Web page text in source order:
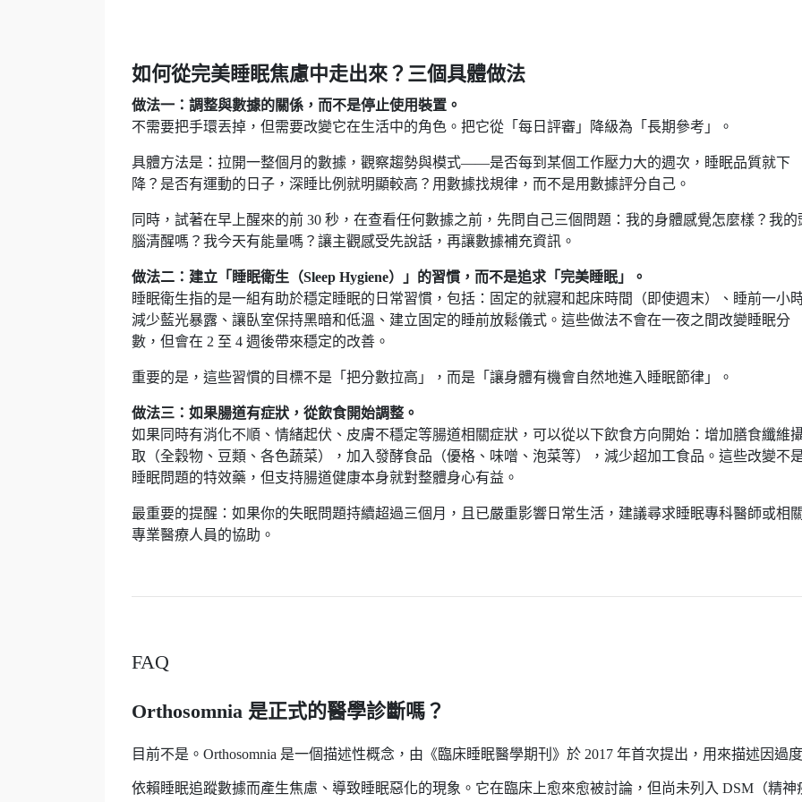
如何從完美睡眠焦慮中走出來？三個具體做法
做法一：調整與數據的關係，而不是停止使用裝置。
不需要把手環丟掉，但需要改變它在生活中的角色。把它從「每日評審」降級為「長期參考」。
具體方法是：拉開一整個月的數據，觀察趨勢與模式——是否每到某個工作壓力大的週次，睡眠品質就下
降？是否有運動的日子，深睡比例就明顯較高？用數據找規律，而不是用數據評分自己。
同時，試著在早上醒來的前 30 秒，在查看任何數據之前，先問自己三個問題：我的身體感覺怎麼樣？我的
腦清醒嗎？我今天有能量嗎？讓主觀感受先說話，再讓數據補充資訊。
做法二：建立「睡眠衛生（Sleep Hygiene）」的習慣，而不是追求「完美睡眠」。
睡眠衛生指的是一組有助於穩定睡眠的日常習慣，包括：固定的就寢和起床時間（即使週末）、睡前一小
減少藍光暴露、讓臥室保持黑暗和低溫、建立固定的睡前放鬆儀式。這些做法不會在一夜之間改變睡眠分
數，但會在 2 至 4 週後帶來穩定的改善。
重要的是，這些習慣的目標不是「把分數拉高」，而是「讓身體有機會自然地進入睡眠節律」。
做法三：如果腸道有症狀，從飲食開始調整。
如果同時有消化不順、情緒起伏、皮膚不穩定等腸道相關症狀，可以從以下飲食方向開始：增加膳食纖維
取（全穀物、豆類、各色蔬菜），加入發酵食品（優格、味噌、泡菜等），減少超加工食品。這些改變不
睡眠問題的特效藥，但支持腸道健康本身就對整體身心有益。
最重要的提醒：如果你的失眠問題持續超過三個月，且已嚴重影響日常生活，建議尋求睡眠專科醫師或相
專業醫療人員的協助。
FAQ
Orthosomnia 是正式的醫學診斷嗎？
目前不是。Orthosomnia 是一個描述性概念，由《臨床睡眠醫學期刊》於 2017 年首次提出，用來描述因過度
依賴睡眠追蹤數據而產生焦慮、導致睡眠惡化的現象。它在臨床上愈來愈被討論，但尚未列入 DSM（精神